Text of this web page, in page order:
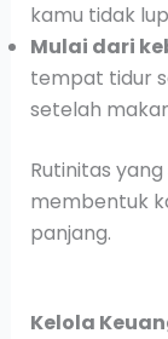
kamu tidak
Mulai dari
tempat tidur
setelah
Rutinitas
membentuk
panjang.
Kelola